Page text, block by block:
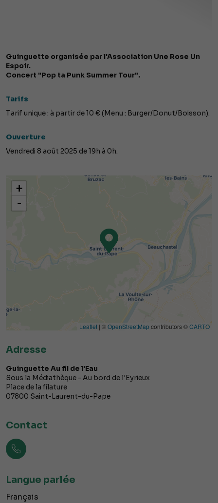
Guinguette organisée par l'Association Une Rose Un
Espoir.
Concert "Pop ta Punk Summer Tour".
Tarifs
Tarif unique : à partir de 10 € (Menu : Burger/Donut/Boisson).
Ouverture
Vendredi 8 août 2025 de 19h à 0h.
+
-
Leaflet | ©OpenStreetMap contributors ©CARTO
Adresse
Guinguette Au fil de l'Eau
Sous la Médiathèque - Au bord de l'Eyrieux
Place de la filature
07800 Saint-Laurent-du-Pape
Contact
Langue parlée
Français